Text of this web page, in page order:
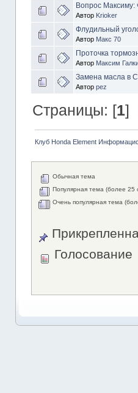
Вопрос Максиму:
Автор Krioker
Флудильный
Автор Макс 70
Проточка
Автор Максим
Замена масла в
Автор pez
Страницы: [1]
Клуб Honda Element
Обычная тема
Популярная тема (более 25
Очень популярная тема
Голосование